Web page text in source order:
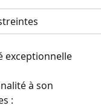
exceptionnelle
à son
: